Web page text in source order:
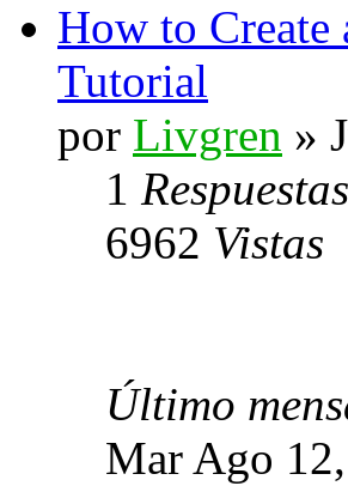
How to
Tutorial
por Livgren »
1 Respuestas
6962 Vistas
Último
Mar Ago